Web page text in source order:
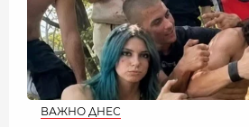
ВАЖНО ДНЕС